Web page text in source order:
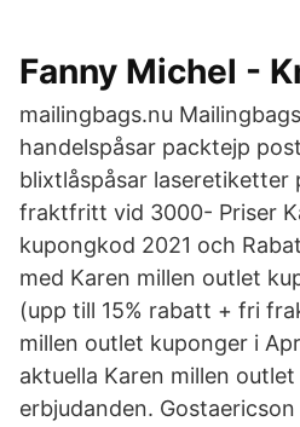
Fanny Michel -
mailingbags.nu
handelspåsar packtejp
blixtlåspåsar laseretiketter
fraktfritt vid 3000- Priser
kupongkod 2021 och
med Karen millen outlet
(upp till 15% rabatt + fri
millen outlet kuponger i
aktuella Karen millen
erbjudanden.